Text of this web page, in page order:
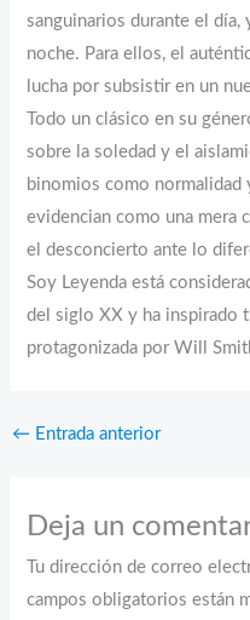
sanguinarios durante el día,
noche. Para ellos, el
lucha por subsistir en un
Todo un clásico en su
sobre la soledad y el
binomios como normalidad
evidencian como una mera
el desconcierto ante lo
Soy Leyenda está
del siglo XX y ha inspirado
protagonizada por Will
← Entrada anterior
Deja un
Tu dirección de correo
campos obligatorios están